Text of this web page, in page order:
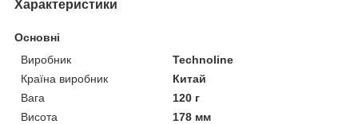
Характеристики
Основні
Виробник
Technoline
Країна виробник
Китай
Вага
120 г
Висота
178 мм